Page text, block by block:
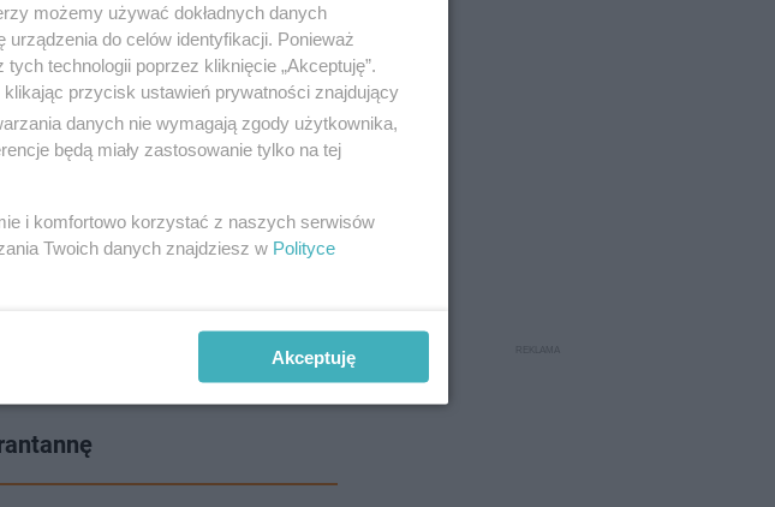
mu życie.
jak
a Wy
albo
możemy używać dokładnych danych
do celów identyfikacji. Ponieważ
technologii poprzez kliknięcie „Akceptuję”.
przycisk ustawień prywatności znajdujący
danych nie wymagają zgody użytkownika,
będą miały zastosowanie tylko na tej
i komfortowo korzystać z naszych serwisów
Twoich danych znajdziesz w Polityce
Akceptuję